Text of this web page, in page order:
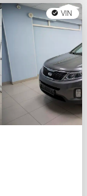
VIN